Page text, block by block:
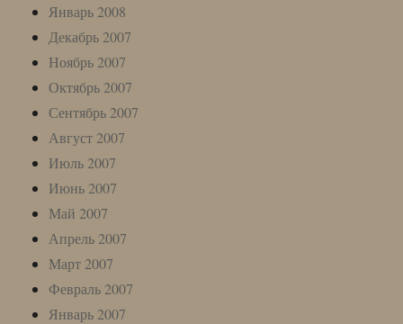
Январь 2008
Декабрь 2007
Ноябрь 2007
Октябрь 2007
Сентябрь 2007
Август 2007
Июль 2007
Июнь 2007
Май 2007
Апрель 2007
Март 2007
Февраль 2007
Январь 2007